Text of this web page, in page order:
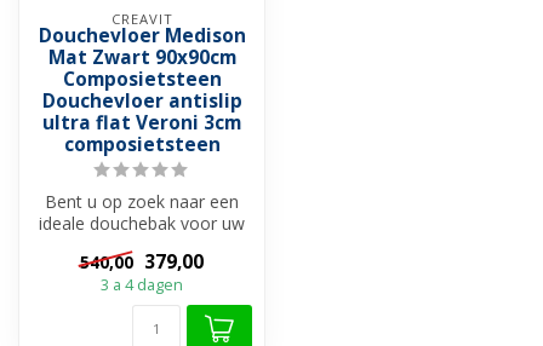
CREAVIT
Douchevloer Medison
Mat Zwart 90x90cm
Composietsteen
Douchevloer antislip
ultra flat Veroni 3cm
composietsteen
Bent u op zoek naar een
ideale douchebak voor uw
douchevloer?
Douchebakken zijn ...
540,00 379,00
3 a 4 dagen